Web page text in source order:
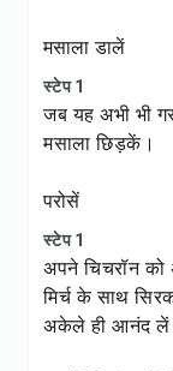
मसाला डालें
स्टेप 1
जब यह अभी भी
मसाला छिड़कें।
परोसें
स्टेप 1
अपने चिचरॉन
मिर्च के साथ
अकेले ही आनंद